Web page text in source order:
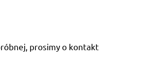
prosimy o kontakt